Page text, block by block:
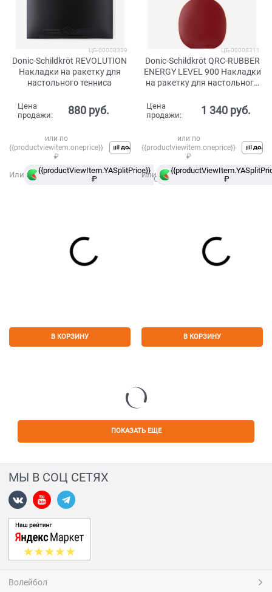
ЦБ-00008309
Donic-Schildkröt REVOLUTION
Накладки на ракетку для
настольного тенниса
Цена
продажи:
880 руб.
или по
{{productviewitem.oneprice}}
₽
Или
{{productViewItem.YASplitPrice}}
₽
в
Сплит
В КОРЗИНУ
ЦБ-00008311
Donic-Schildkröt QRC-RUBBER
ENERGY LEVEL 900 Накладки
на ракетку для настольного
Цена
продажи:
1 340 руб.
или по
{{productviewitem.oneprice}}
₽
Или
₽
В КОРЗИНУ
ПОКАЗАТЬ ЕЩЕ
МЫ В СОЦ СЕТЯХ
Волейбол